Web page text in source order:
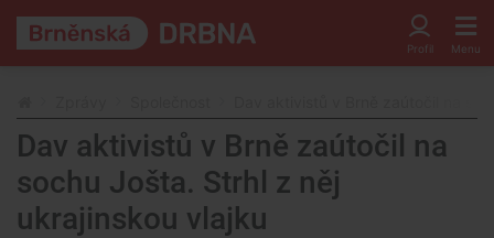
Dav aktivistů v Brně zaútočil na
sochu Jošta. Strhl z něj
ukrajinskou vlajku